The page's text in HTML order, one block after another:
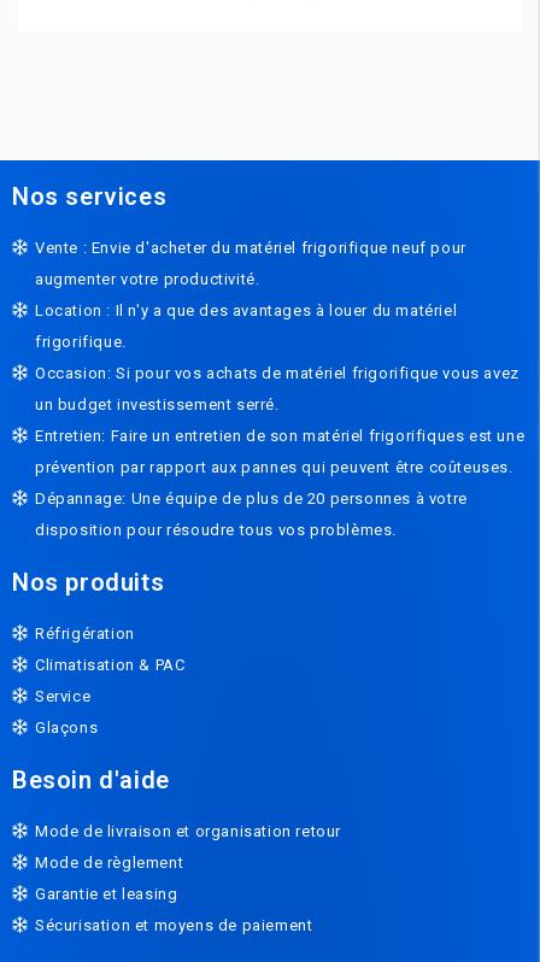
Nos services
Vente : Envie d'acheter du matériel frigorifique neuf pour
augmenter votre productivité.
Location : Il n'y a que des avantages à louer du matériel
frigorifique.
Occasion: Si pour vos achats de matériel frigorifique vous avez
un budget investissement serré.
Entretien: Faire un entretien de son matériel frigorifiques est une
prévention par rapport aux pannes qui peuvent être coûteuses.
Dépannage: Une équipe de plus de 20 personnes à votre
disposition pour résoudre tous vos problèmes.
Nos produits
Réfrigération
Climatisation & PAC
Service
Glaçons
Besoin d'aide
Mode de livraison et organisation retour
Mode de règlement
Garantie et leasing
Sécurisation et moyens de paiement